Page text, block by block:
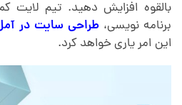
ح
بالقوه افزایش دهید. تیم لایت
برنامه نویسی، طراحی سایت در
این امر یاری خواهد کرد.